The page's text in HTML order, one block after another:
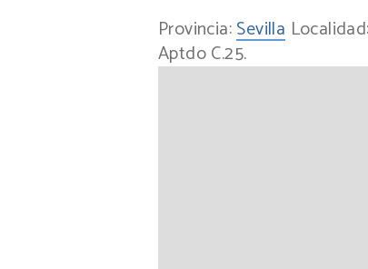
Provincia:Sevilla Localidad:
Aptdo C.25.